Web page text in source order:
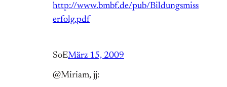
http://www.bmbf.de/pub/Bildungsmiss
erfolg.pdf
SoEMärz 15, 2009
@Miriam, jj: